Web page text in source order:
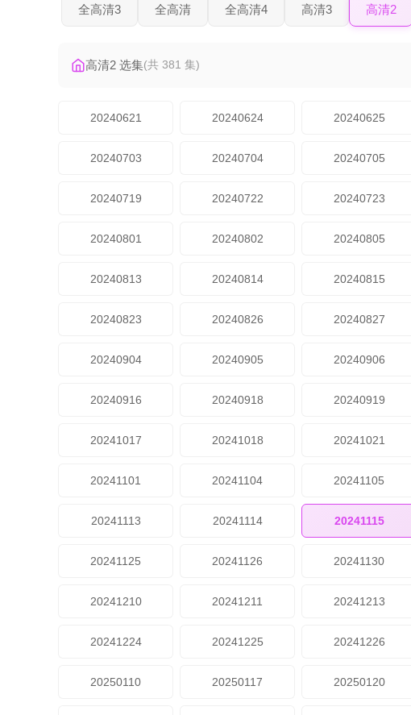
全高清3 全高清 全高清4 高清3 高清2
高清2 选集(共 381 集)
20240621 20240624 20240625
20240703 20240704 20240705
20240719 20240722 20240723
20240801 20240802 20240805
20240813 20240814 20240815
20240823 20240826 20240827
20240904 20240905 20240906
20240916 20240918 20240919
20241017 20241018 20241021
20241101 20241104 20241105
20241113 20241114 20241115
20241125 20241126 20241130
20241210 20241211 20241213
20241224 20241225 20241226
20250110 20250117 20250120